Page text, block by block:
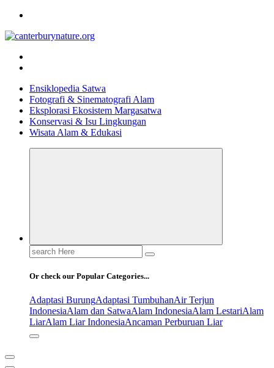
Skip
content
Tur Alam dan Margasatwa Terbaik di Canterbury
Ensiklopedia Satwa
Fotografi & Sinematografi Alam
Eksplorasi Ekosistem Margasatwa
Konservasi & Isu Lingkungan
Wisata Alam & Edukasi
Search
for:
Or check our Popular Categories...
Adaptasi BurungAdaptasi TumbuhanAir Terjun
IndonesiaAlam dan SatwaAlam IndonesiaAlam LestariAlam
LiarAlam Liar IndonesiaAncaman Perburuan Liar